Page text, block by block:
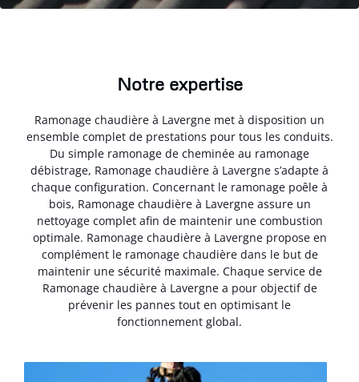
Notre expertise
Ramonage chaudière à Lavergne met à disposition un
ensemble complet de prestations pour tous les conduits.
Du simple ramonage de cheminée au ramonage
débistrage, Ramonage chaudière à Lavergne s’adapte à
chaque configuration. Concernant le ramonage poêle à
bois, Ramonage chaudière à Lavergne assure un
nettoyage complet afin de maintenir une combustion
optimale. Ramonage chaudière à Lavergne propose en
complément le ramonage chaudière dans le but de
maintenir une sécurité maximale. Chaque service de
Ramonage chaudière à Lavergne a pour objectif de
prévenir les pannes tout en optimisant le
fonctionnement global.